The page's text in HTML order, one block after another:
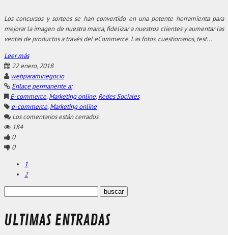
Los concursos y sorteos se han convertido en una potente herramienta para
mejorar la imagen de nuestra marca, fidelizar a nuestros clientes y aumentar las
ventas de productos a través del eCommerce. Las fotos, cuestionarios, test...
Leer más
22 enero, 2018
webparaminegocio
Enlace permanente a:
E-commerce,Marketing online,Redes Sociales
e-commerce,Marketing online
Los comentarios están cerrados.
184
0
0
1
2
ULTIMAS ENTRADAS